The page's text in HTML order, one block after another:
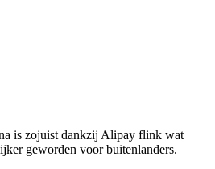
is zojuist dankzij Alipay flink wat
geworden voor buitenlanders.